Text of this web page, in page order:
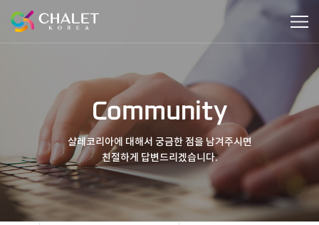
Community
샬레코리아에 대해서 궁금한 점을 남겨주시면
친절하게 답변드리겠습니다.